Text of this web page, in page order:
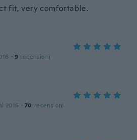
fit, very comfortable.
· 9 recensioni
2016 · 70 recensioni